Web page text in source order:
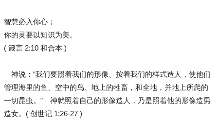
智慧必入你心；
你的灵要以知识为美。
( 箴言 2:10 和合本 )
神说：“我们要照着我们的形像、按着我们的样式造人，使他们
管理海里的鱼、空中的鸟、地上的牲畜，和全地，并地上所爬的
一切昆虫。” 神就照着自己的形像造人，乃是照着他的形像造男
造女。( 创世记 1:26-27 )